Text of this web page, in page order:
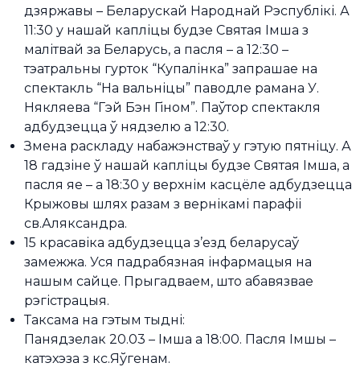
дзяржавы – Беларускай Народнай Рэспублікі. А
11:30 у нашай капліцы будзе Святая Імша з
малітвай за Беларусь, а пасля – а 12:30 –
тэатральны гурток “Купалінка” запрашае на
спектакль “На вальніцы” паводле рамана У.
Някляева “Гэй Бэн Гіном”. Паўтор спектакля
адбудзецца ў нядзелю а 12:30.
Змена раскладу набажэнстваў у гэтую пятніцу. А
18 гадзіне ў нашай капліцы будзе Святая Імша, а
пасля яе – а 18:30 у верхнім касцёле адбудзецца
Крыжовы шлях разам з вернікамі парафіі
св.Аляксандра.
15 красавіка адбудзецца з’езд беларусаў
замежжа. Уся падрабязная інфармацыя на
нашым сайце. Прыгадваем, што абавязвае
рэгістрацыя.
Таксама на гэтым тыдні:
Панядзелак 20.03 – Імша а 18:00. Пасля Імшы –
катэхэза з кс.Яўгенам.